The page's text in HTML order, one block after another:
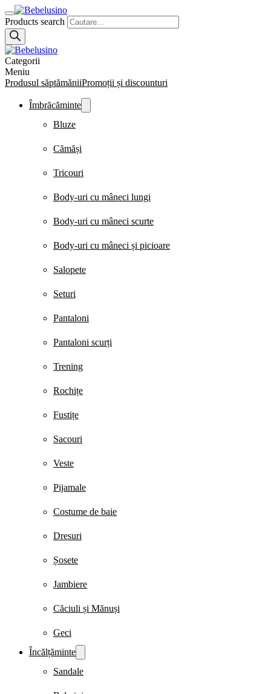
Products search
Categorii
Meniu
Produsul săptămăniiPromoții și discounturi
Îmbrăcăminte
Bluze
Cămăși
Tricouri
Body-uri cu mâneci lungi
Body-uri cu mâneci scurte
Body-uri cu mâneci și picioare
Salopete
Seturi
Pantaloni
Pantaloni scurți
Trening
Rochițe
Fustițe
Sacouri
Veste
Pijamale
Costume de baie
Dresuri
Șosete
Jambiere
Căciuli și Mănuși
Geci
Încălțăminte
Sandale